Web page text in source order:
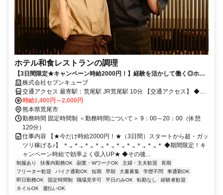
ホテル和食レストランの調理
【3日間限定★キャンペーン時給2000円！】経験を活かして働く◎ホテ
ル内和食調理スタッフ！
株式会社セブンキューブ
交通アクセス 最寄駅：荒尾駅 JR荒尾駅 10分 【交通アクセス】 ◆車
通勤（アクセス良好！） 九州道「南関IC」・国道208号・有明海沿岸
道路すぐ！ 荒尾市内から約5〜10分、大牟田市から約10〜15分、玉
名市・長洲町・南関町から約15〜25分 ◆電車 JR鹿児島本線「荒尾
駅」より車8分／JR・西鉄「大牟田駅」より車15分
時給1,400円～2,000円
熊本県荒尾市
勤務時間 固定時間制 ＜勤務時間について＞ 9：00～20：00（休憩
120分）
仕事内容 【★今だけ時給2000円！★（3日間）スタートから超・ガッ
ツリ稼げる♪】 ＊.｡＊.｡＊.｡＊.｡＊.｡＊.｡＊.｡＊.｡＊.｡＊ ◆期間限定！キ
ャンペーン時給で効率よく収入UP★ ◆その後...
制服あり 扶養内勤務OK 副業・WワークOK 主婦・主夫歓迎
長期
フリーター歓迎
バイク通勤OK 短期 早朝 大量募集 学歴不問
車通勤OK
即日勤務OK
固定時間制 職場見学可 平日のみOK 転勤なし
経験者歓迎
ネイルOK
週払いOK